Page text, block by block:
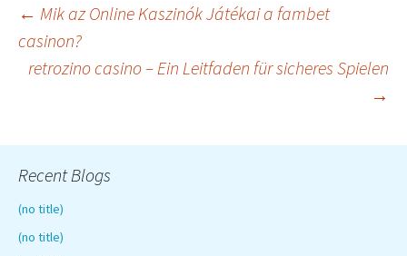
Post
navigation
← Mik az Online Kaszinók Játékai a fambet
casinon?
retrozino casino – Ein Leitfaden für sicheres Spielen
→
Recent Blogs
(no title)
(no title)